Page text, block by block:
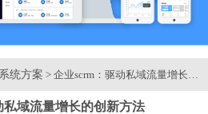
统方案 > 企业scrm：驱动私域流量增长的
私域流量增长的创新方法